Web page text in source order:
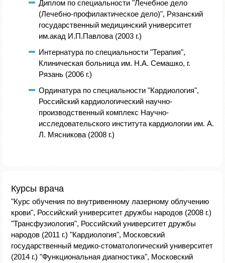
Диплом по специальности "Лечебное дело
(Лечебно-профилактическое дело)", Рязанский
государственный медицинский университет
им.акад И.П.Павлова (2003 г.)
Интернатура по специальности "Терапия",
Клиническая больница им. Н.А. Семашко, г.
Рязань (2006 г.)
Ординатура по специальности "Кардиология",
Российский кардиологический научно-
производственный комплекс Научно-
исследовательского института кардиологии им. А.
Л. Мясникова (2008 г.)
Курсы врача
"Курс обучения по внутривенному лазерному облучению
крови", Российский университет дружбы народов (2008 г.)
"Трансфузиология", Российский университет дружбы
народов (2011 г.) "Кардиология", Московский
государственный медико-стоматологический университет
(2014 г.) "Функциональная диагностика", Московский